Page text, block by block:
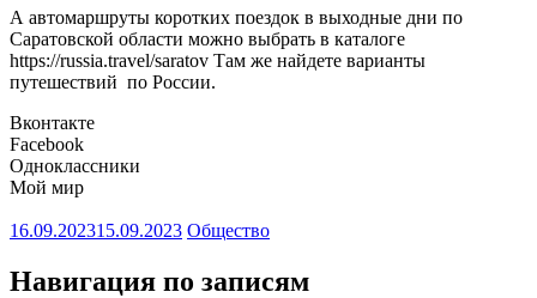
А автомаршруты коротких поездок в выходные дни по
Саратовской области можно выбрать в каталоге
https://russia.travel/saratov Там же найдете варианты
путешествий по России.
Вконтакте
Facebook
Одноклассники
Мой мир
16.09.202315.09.2023 Общество
Навигация по записям